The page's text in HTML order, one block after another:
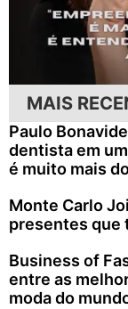
MAIS
Paulo
dentista em
é muito mais
Monte Carlo
presentes que
Business of
entre as
moda do